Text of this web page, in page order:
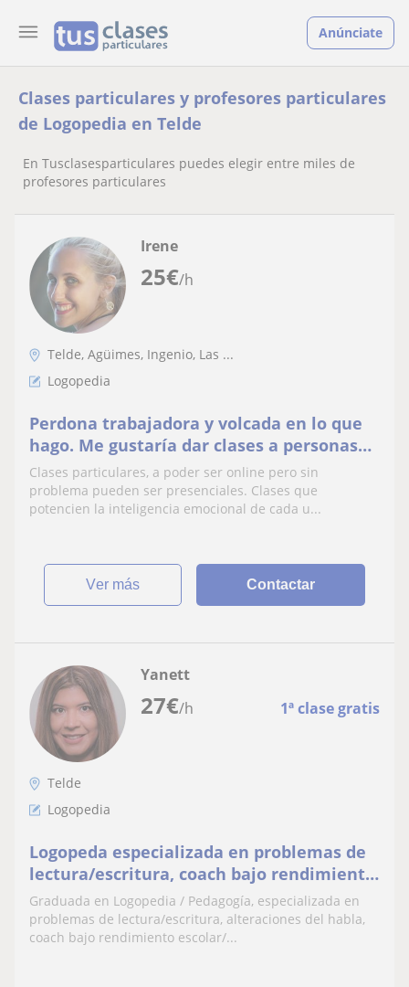
Anúnciate
Clases particulares y profesores particulares
de Logopedia en Telde
En Tusclasesparticulares puedes elegir entre miles de
profesores particulares
25€/h
Irene
Telde, Agüimes, Ingenio, Las ...
Logopedia
Perdona trabajadora y volcada en lo que
hago. Me gustaría dar clases a personas
con edad superior a 12 años.
Clases particulares, a poder ser online pero sin
problema pueden ser presenciales. Clases que
potencien la inteligencia emocional de cada u...
ver más Contactar
27€/h 1ª clase gratis
Yanett
Telde
Logopedia
Logopeda especializada en problemas de
lectura/escritura, coach bajo rendimiento
escolar/ falta de motivación, Lengua
Graduada en Logopedia / Pedagogía, especializada en
problemas de lectura/escritura, alteraciones del habla,
coach bajo rendimiento escolar/...